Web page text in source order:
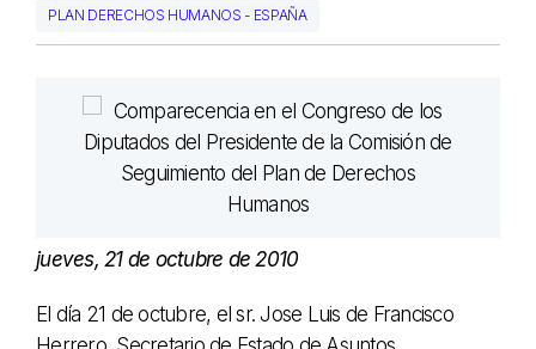
PLAN DERECHOS HUMANOS - ESPAÑA
jueves, 21 de octubre de 2010
El día 21 de octubre, el sr. Jose Luis de Francisco